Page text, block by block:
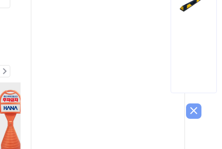
chevron_right
close